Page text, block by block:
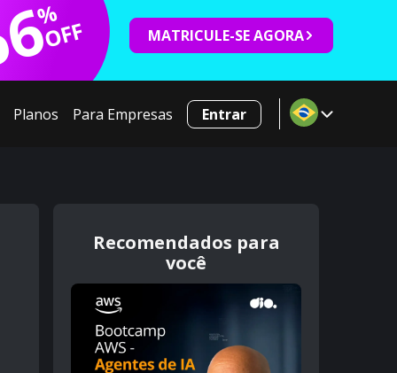
%
OFF MATRICULE-SE AGORA
Planos Para Empresas Entrar
Recomendados para
você